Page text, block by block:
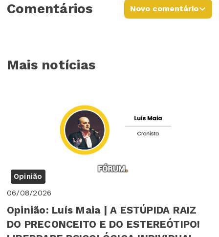
Comentários Novo comentário
Mais notícias
Opinião
06/08/2026
Opinião: Luís Maia | A ESTÚPIDA RAIZ
DO PRECONCEITO E DO ESTEREÓTIPO!